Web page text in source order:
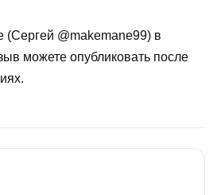
(Сергей @makemane99) в
можете опубликовать после